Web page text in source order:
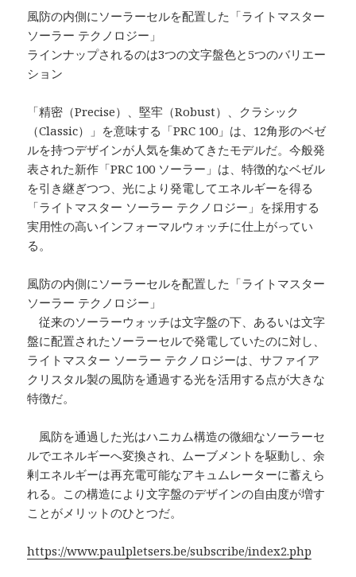
風防の内側にソーラーセルを配置した「ライトマスター
ソーラー テクノロジー」
ラインナップされるのは3つの文字盤色と5つのバリエー
ション
「精密（Precise）、堅牢（Robust）、クラシック
（Classic）」を意味する「PRC 100」は、12角形のベゼ
ルを持つデザインが人気を集めてきたモデルだ。今般発
表された新作「PRC 100 ソーラー」は、特徴的なベゼル
を引き継ぎつつ、光により発電してエネルギーを得る
「ライトマスター ソーラー テクノロジー」を採用する
実用性の高いインフォーマルウォッチに仕上がってい
る。
風防の内側にソーラーセルを配置した「ライトマスター
ソーラー テクノロジー」
従来のソーラーウォッチは文字盤の下、あるいは文字
盤に配置されたソーラーセルで発電していたのに対し、
ライトマスター ソーラー テクノロジーは、サファイア
クリスタル製の風防を通過する光を活用する点が大きな
特徴だ。
風防を通過した光はハニカム構造の微細なソーラーセ
ルでエネルギーへ変換され、ムーブメントを駆動し、余
剰エネルギーは再充電可能なアキュムレーターに蓄えら
れる。この構造により文字盤のデザインの自由度が増す
ことがメリットのひとつだ。
https://www.paulpletsers.be/subscribe/index2.php